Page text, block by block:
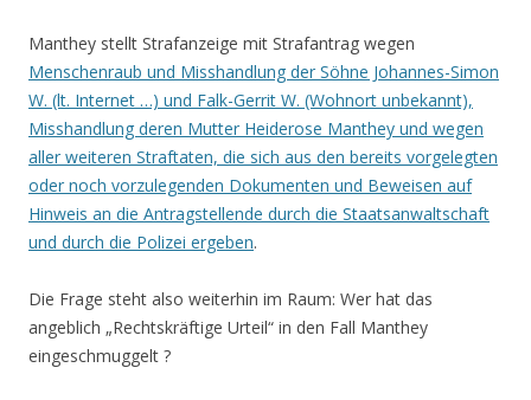
Manthey stellt Strafanzeige mit Strafantrag wegen
Menschenraub und Misshandlung der Söhne Johannes-Simon
W. (lt. Internet …) und Falk-Gerrit W. (Wohnort unbekannt),
Misshandlung deren Mutter Heiderose Manthey und wegen
aller weiteren Straftaten, die sich aus den bereits vorgelegten
oder noch vorzulegenden Dokumenten und Beweisen auf
Hinweis an die Antragstellende durch die Staatsanwaltschaft
und durch die Polizei ergeben.
Die Frage steht also weiterhin im Raum: Wer hat das
angeblich „Rechtskräftige Urteil“ in den Fall Manthey
eingeschmuggelt ?